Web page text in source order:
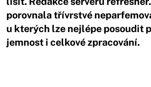
porovnala třívrstvé
u kterých lze nejlépe posoudit
jemnost i celkové zpracování.